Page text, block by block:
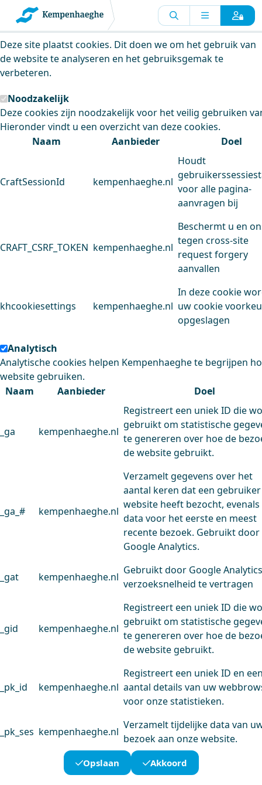
Kempenhaeghe maakt gebruik van
cookies
Deze site plaatst cookies. Dit doen we om het gebruik van
de website te analyseren en het gebruiksgemak te
verbeteren.
Noodzakelijk
Deze cookies zijn noodzakelijk voor het veilig gebruiken
Hieronder vindt u een overzicht van deze cookies.
Naam
Aanbieder Doel
CraftSessionId kempenhaeghe.nl
Houdt
voor alle pagina-
aanvragen bij
CRAFT_CSRF_TOKEN kempenhaeghe.nl
Beschermt u en
tegen cross-site
request forgery
aanvallen
khcookiesettings kempenhaeghe.nl
In deze cookie
uw cookie
opgeslagen
Analytisch
Analytische cookies helpen Kempenhaeghe te begrijpen
website gebruiken.
Naam
Aanbieder Doel
_ga kempenhaeghe.nl
Registreert een uniek ID die
gebruikt om statistische
te genereren over hoe de
de website gebruikt.
_ga_# kempenhaeghe.nl
Verzamelt gegevens over het
aantal keren dat een
website heeft bezocht, evenals
data voor het eerste en meest
recente bezoek. Gebruikt door
Google Analytics.
_gat kempenhaeghe.nl
Gebruikt door Google
verzoeksnelheid te vertragen
_gid kempenhaeghe.nl
Registreert een uniek ID die
gebruikt om statistische
te genereren over hoe de
de website gebruikt.
_pk_id kempenhaeghe.nl
Registreert een uniek ID en
aantal details van uw
voor onze statistieken.
_pk_ses kempenhaeghe.nl
Verzamelt tijdelijke data van
bezoek aan onze website.
Opslaan Akkoord